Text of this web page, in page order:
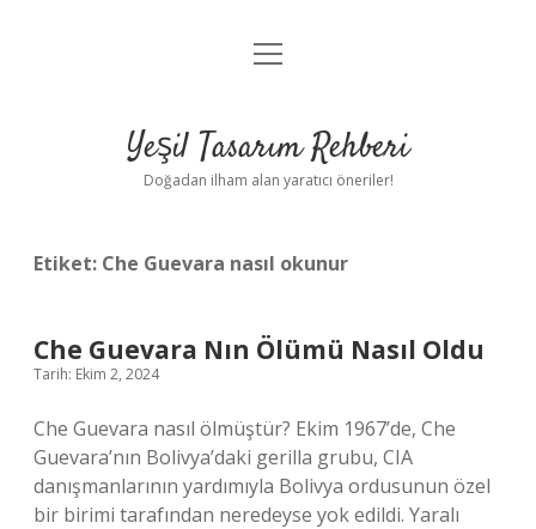
Anasayfa
Yasal Uyarı
menüyü
Yeşil Tasarım Rehberi
Doğadan ilham alan yaratıcı öneriler!
Etiket: Che Guevara nasıl okunur
Che Guevara Nın Ölümü Nasıl Oldu
Tarih: Ekim 2, 2024
Che Guevara nasıl ölmüştür? Ekim 1967’de, Che
Guevara’nın Bolivya’daki gerilla grubu, CIA
danışmanlarının yardımıyla Bolivya ordusunun özel
bir birimi tarafından neredeyse yok edildi. Yaralı